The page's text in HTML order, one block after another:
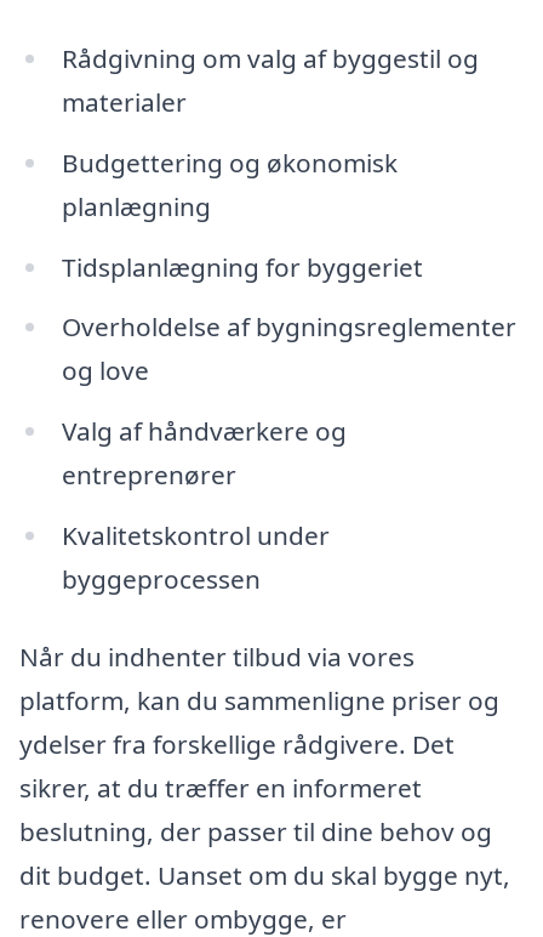
Rådgivning om valg af byggestil og
materialer
Budgettering og økonomisk
planlægning
Tidsplanlægning for byggeriet
Overholdelse af bygningsreglementer
og love
Valg af håndværkere og
entreprenører
Kvalitetskontrol under
byggeprocessen
Når du indhenter tilbud via vores
platform, kan du sammenligne priser og
ydelser fra forskellige rådgivere. Det
sikrer, at du træffer en informeret
beslutning, der passer til dine behov og
dit budget. Uanset om du skal bygge nyt,
renovere eller ombygge, er